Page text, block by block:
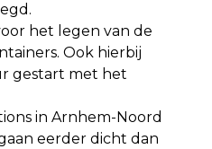
het legen van de
Ook hierbij
gestart met het
in Arnhem-Noord
eerder dicht dan